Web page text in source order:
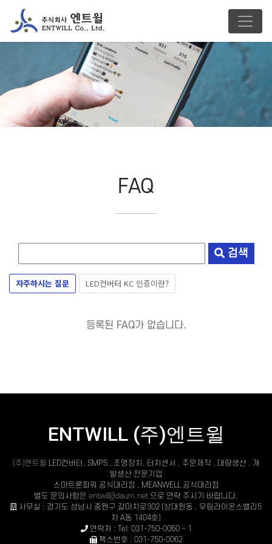
FAQ
검색
자주하시는 질문 LED컨버터 KC 인증이란?
등록된 FAQ가 없습니다.
ENTWILL (주)엔트윌
(주)엔트윌 LED컨버터, SMPS , 조명장치, 터치센서 , 주문제작 , 대량생산 , 개
발생산 전문기업
스마트론파워 공식대리점 , MEANWELL 공식대리점
별도 문의사항은 entwill@daum.net 으로 연락 주시기 바랍니다.
사무실 : 경기도 성남시 중원구 갈마치로302 (상대원동 , 우림라이온스밸리5
차 A동 1404호)
연락처 : Tel: 031-750-0060 ~ 1
팩스번호 : 031-750-0062